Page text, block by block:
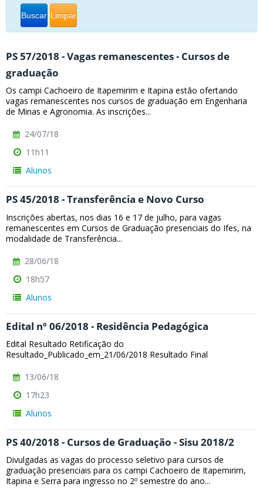
Buscar Limpar
PS 57/2018 - Vagas remanescentes - Cursos de
graduação
Os campi Cachoeiro de Itapemirim e Itapina estão ofertando
vagas remanescentes nos cursos de graduação em Engenharia
de Minas e Agronomia. As inscrições...
24/07/18
11h11
Alunos
PS 45/2018 - Transferência e Novo Curso
Inscrições abertas, nos dias 16 e 17 de julho, para vagas
remanescentes em Cursos de Graduação presenciais do Ifes, na
modalidade de Transferência...
28/06/18
18h57
Alunos
Edital nº 06/2018 - Residência Pedagógica
Edital Resultado Retificação do
Resultado_Publicado_em_21/06/2018 Resultado Final
13/06/18
17h23
Alunos
PS 40/2018 - Cursos de Graduação - Sisu 2018/2
Divulgadas as vagas do processo seletivo para cursos de
graduação presenciais para os campi Cachoeiro de Itapemirim,
Itapina e Serra para ingresso no 2º semestre do ano...